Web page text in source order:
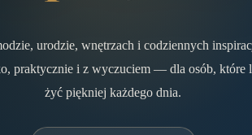
urodzie, wnętrzach i codziennych
praktycznie i z wyczuciem — dla osób, które
żyć piękniej każdego dnia.